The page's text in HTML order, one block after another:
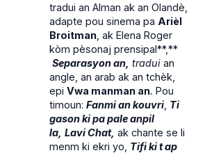
tradui an Alman ak an Olandè,
adapte pou sinema pa Arièl
Broitman , ak Elena Roger
kòm pèsonaj prensipal**,**
Separasyon an, tradui an
angle, an arab ak an tchèk,
epi Vwa manman an. Pou
timoun: Fanmi an kouvri Ti
gason ki pa pale anpil
la, Lavi Chat, ak chante se li
menm ki ekri yo, Tifi ki t ap